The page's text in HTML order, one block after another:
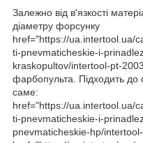
Залежно від в'язкості
діаметру форсунку
href="https://ua.intertool.ua/
ti-pnevmaticheskie-i-
kraskopultov/intertool-pt-
фарбопульта. Підходить
саме:
href="https://ua.intertool.ua/
ti-pnevmaticheskie-i-
pnevmaticheskie-hp/